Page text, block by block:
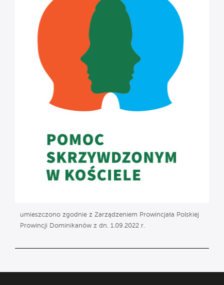
umieszczono zgodnie z Zarządzeniem Prowincjała Polskiej
Prowincji Dominikanów z dn. 1.09.2022 r.